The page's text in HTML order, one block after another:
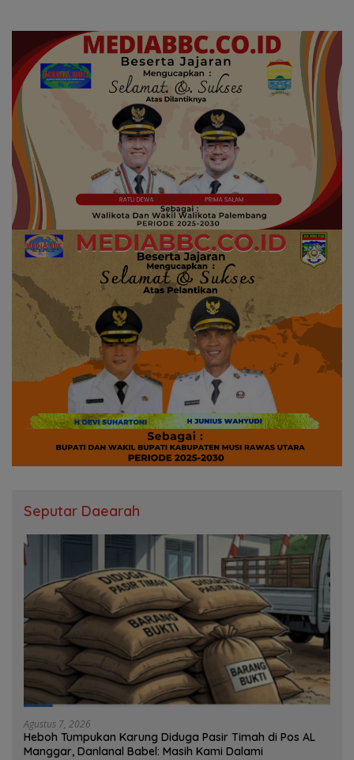
Seputar Daearah
Agustus 7, 2026
Heboh Tumpukan Karung Diduga Pasir Timah di Pos AL
Manggar, Danlanal Babel: Masih Kami Dalami